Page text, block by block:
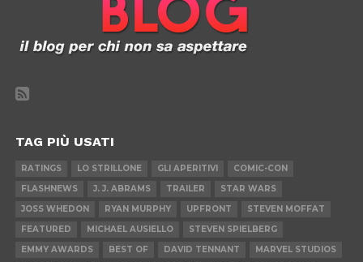
TAG PIÙ USATI
RATINGS LO STRILLONE GLI APERITIVI
COMIC-CON
FLASHNEWS
J. J. ABRAMS TRAILER
STAR WARS
JOSS WHEDON
RYAN MURPHY UPFRONT
STEVEN MOFFAT
FEATURED
MICHAEL AUSIELLO
STEVEN SPIELBERG
EMMY AWARDS
BEST OF DAVID TENNANT
MARVEL STUDIOS